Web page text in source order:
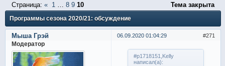
Программы сезона 2020/21: обсуждение
Страница: « 1 8 9 10 Тема закрыта
271
06.09.2020 01:04:29
Мыша Грэй
Модератор
#p1718151,Kelly
написал(а):